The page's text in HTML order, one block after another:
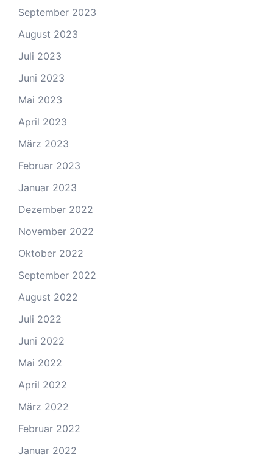
September 2023
August 2023
Juli 2023
Juni 2023
Mai 2023
April 2023
März 2023
Februar 2023
Januar 2023
Dezember 2022
November 2022
Oktober 2022
September 2022
August 2022
Juli 2022
Juni 2022
Mai 2022
April 2022
März 2022
Februar 2022
Januar 2022